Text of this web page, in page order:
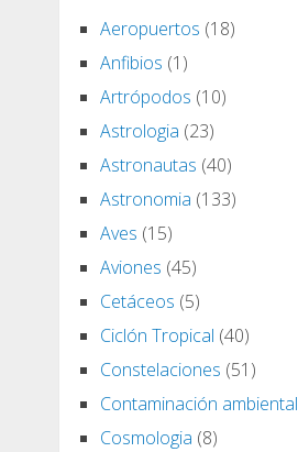
Aeropuertos (18)
Anfibios (1)
Artrópodos (10)
Astrologia (23)
Astronautas (40)
Astronomia (133)
Aves (15)
Aviones (45)
Cetáceos (5)
Ciclón Tropical (40)
Constelaciones (51)
Contaminación ambiental
Cosmologia (8)